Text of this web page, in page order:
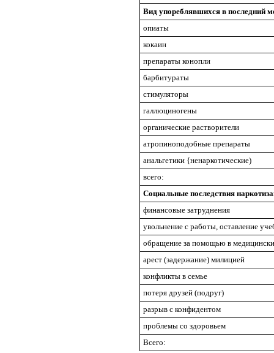
Вид упореблявшихся в последний
опиаты
кокаин
препараты конопли
барбитураты
стимуляторы
галлюциногены
органические растворители
атропиноподобные препараты
анальгетики {ненаркотические)
всего:
Социальные последствия
финансовые затруднения
увольнение с работы, оставление
обращение за помощью в
арест (задержание) милицией
конфликты в семье
потеря друзей (подруг)
разрыв с конфидентом
проблемы со здоровьем
Всего: